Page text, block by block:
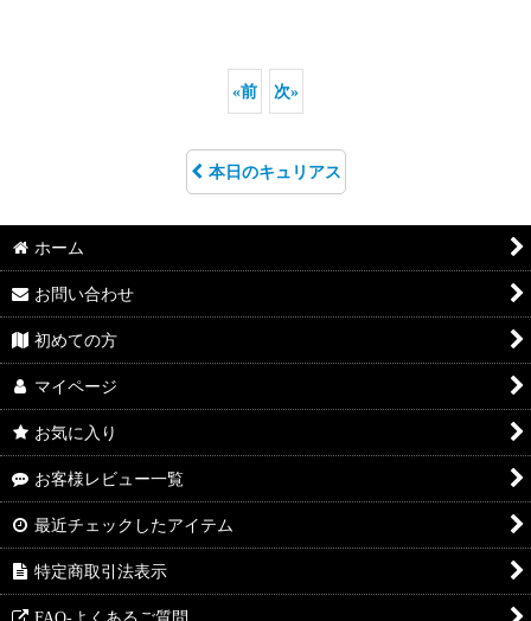
«前 次»
本日のキュリアス
ホーム
お問い合わせ
初めての方
マイページ
お気に入り
お客様レビュー一覧
最近チェックしたアイテム
特定商取引法表示